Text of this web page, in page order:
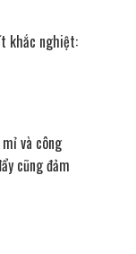
khắc nghiệt:
và công
cũng đảm